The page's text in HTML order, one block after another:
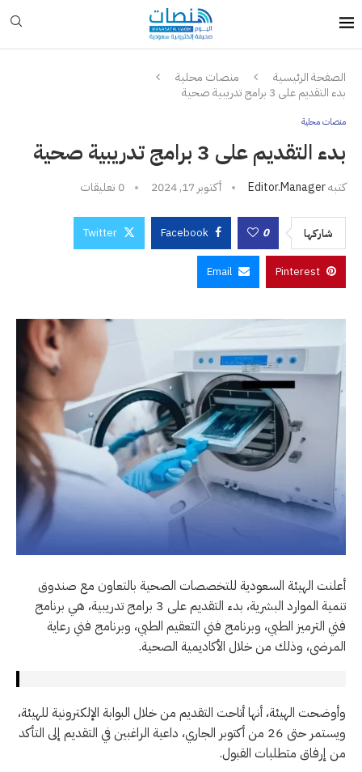
الصفحة الرئيسية
منصات محلية
بدء التقديم على 3 برامج تدريبية صحية
منصات محلية
بدء التقديم على 3 برامج تدريبية صحية
كتبهEditor.manager أكتوبر 17, 2024 0 تعليقات
شاركها 0
Facebook
Twitter
Pinterest
Email
أعلنت الهيئة السعودية للتخصصات الصحية بالتعاون مع صندوق
تنمية الموارد البشرية، بدء التقديم على 3 برامج تدريبية، هي برنامج
فني الترميز الطبي، وبرنامج فني التعقيم الطبي، وبرنامج فني رعاية
المرضى، وذلك من خلال الأكاديمية الصحية.
وأوضحت الهيئة، أنها أتاحت التقديم من خلال البوابة الإلكترونية للهيئة،
ويستمر حتى 26 من أكتوبر الجاري، داعية الراغبين في التقديم إلى التأكد
من إرفاق متطلبات القبول.